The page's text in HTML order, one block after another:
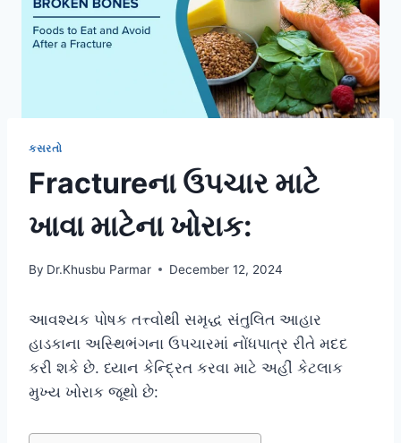
કસરતો
Fractureના ઉપચાર માટે
ખાવા માટેના ખોરાક:
By Dr.Khusbu Parmar December 12, 2024
આવશ્યક પોષક તત્ત્વોથી સમૃદ્ધ સંતુલિત આહાર
હાડકાના અસ્થિભંગના ઉપચારમાં નોંધપાત્ર રીતે મદદ
કરી શકે છે. ધ્યાન કેન્દ્રિત કરવા માટે અહીં કેટલાક
મુખ્ય ખોરાક જૂથો છે: